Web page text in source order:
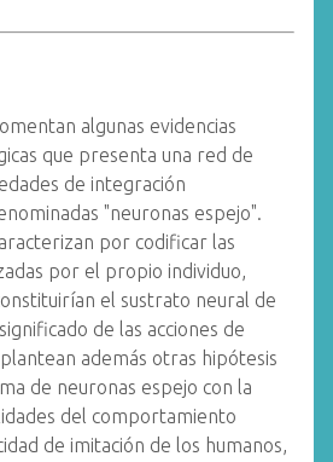
algunas evidencias
que presenta una red de
de integración
"neuronas espejo".
por codificar las
por el propio individuo,
el sustrato neural de
de las acciones de
además otras hipótesis
de neuronas espejo con la
del comportamiento
de imitación de los humanos,